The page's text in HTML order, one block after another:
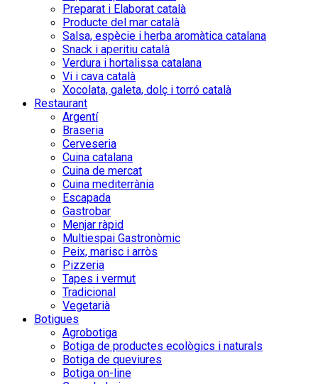
Preparat i Elaborat català
Producte del mar català
Salsa, espècie i herba aromàtica catalana
Snack i aperitiu català
Verdura i hortalissa catalana
Vi i cava català
Xocolata, galeta, dolç i torró català
Restaurant
Argentí
Braseria
Cerveseria
Cuina catalana
Cuina de mercat
Cuina mediterrània
Escapada
Gastrobar
Menjar ràpid
Multiespai Gastronòmic
Peix, marisc i arròs
Pizzeria
Tapes i vermut
Tradicional
Vegetarià
Botigues
Agrobotiga
Botiga de productes ecològics i naturals
Botiga de queviures
Botiga on-line